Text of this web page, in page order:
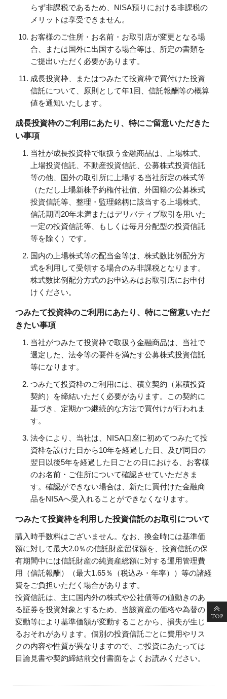
らず非課税であるため、NISA預りにおける非課税の
メリットは享受できません。
お客様のご住所・お名前・お取引店が変更となる場
合、または国外に出国する場合等は、所定の書類を
ご提出いただく必要があります。
成長投資枠、またはつみたて投資枠で買付けた投資
信託について、原則として年1回、信託報酬等の概算
値を通知いたします。
成長投資枠のご利用にあたり、特にご留意いただきた
い事項
当社が成長投資枠で取扱う金融商品は、上場株式、
上場投資信託、不動産投資信託、公募株式投資信託
等の他、国外の取引所に上場する当社所定の株式等
（ただし上場新株予約権付社債、外国籍の公募株式
投資信託等、整理・監理銘柄に該当する上場株式、
信託期間20年未満またはデリバティブ取引を用いた
一定の投資信託等、もしくは毎月分配型の投資信託
等を除く）です。
国内の上場株式等の配当金等は、株式数比例配分方
式を利用して受領する場合のみ非課税となります。
株式数比例配分方式のお申込みはお取引店にお申付
けください。
つみたて投資枠のご利用にあたり、特にご留意いただ
きたい事項
当社がつみたて投資枠で取扱う金融商品は、当社で
選定した、法令等の要件を満たす公募株式投資信託
等になります。
つみたて投資枠のご利用には、積立契約（累積投資
契約）を締結いただく必要があります。この契約に
基づき、定期かつ継続的な方法で買付けが行われま
す。
法令により、当社は、NISA口座に初めてつみたて投
資枠を設けた日から10年を経過した日、及び同日の
翌日以後5年を経過した日ごとの日における、お客様
のお名前・ご住所について確認させていただきま
す。確認ができない場合は、新たに買付けた金融商
品をNISAへ受入れることができなくなります。
つみたて投資枠を利用した投資信託のお取引について
購入時手数料はございません。なお、換金時には基準価
額に対して最大2.0％の信託財産留保額を、投資信託の保
有期間中には信託財産の純資産総額に対する運用管理費
用（信託報酬）（最大1.65％（税込み・年率））等の諸経
費をご負担いただく場合があります。
投資信託は、主に国内外の株式や公社債等の値動きのあ
る証券を投資対象とするため、当該資産の価格や為替の
変動等により基準価額が変動することから、損失が生じ
るおそれがあります。個別の投資信託ごとに費用やリス
クの内容や性質が異なりますので、ご投資にあたっては
目論見書や契約締結前交付書面をよくお読みください。